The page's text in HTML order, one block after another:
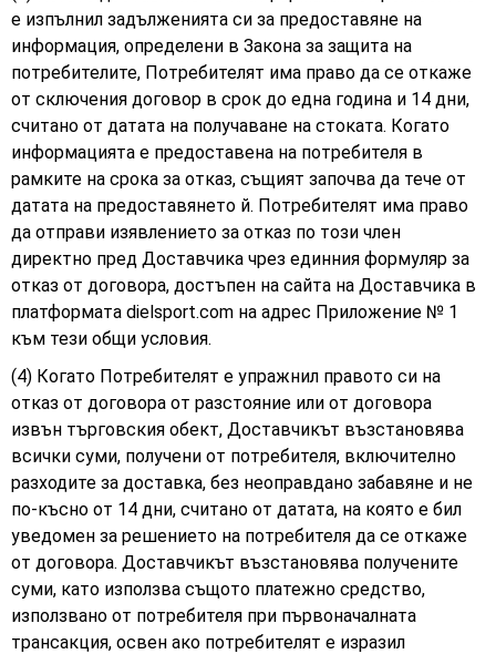
e изпълнил задълженията си за предоставяне на
информация, определени в Закона за защита на
потребителите, Потребителят има право да се откаже
от сключения договор в срок до една година и 14 дни,
считано от датата на получаване на стоката. Когато
информацията е предоставена на потребителя в
рамките на срока за отказ, същият започва да тече от
датата на предоставянето й. Потребителят има право
да отправи изявлението за отказ по този член
директно пред Доставчика чрез единния формуляр за
отказ от договора, достъпен на сайта на Доставчика в
платформата dielsport.com на адрес Приложение № 1
към тези общи условия.
(4) Когато Потребителят е упражнил правото си на
отказ от договора от разстояние или от договора
извън търговския обект, Доставчикът възстановява
всички суми, получени от потребителя, включително
разходите за доставка, без неоправдано забавяне и не
по-късно от 14 дни, считано от датата, на която е бил
уведомен за решението на потребителя да се откаже
от договора. Доставчикът възстановява получените
суми, като използва същото платежно средство,
използвано от потребителя при първоначалната
трансакция, освен ако потребителят е изразил